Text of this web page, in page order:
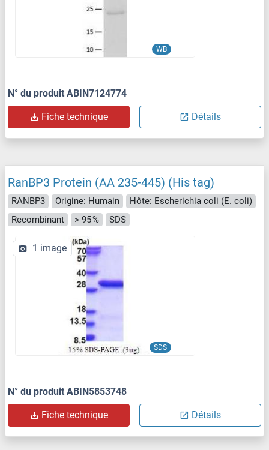
WB
N° du produit ABIN7124774
Fiche technique Détails
RanBP3 Protein (AA 235-445) (His tag)
RANBP3 Origine: Humain
Hôte: Escherichia coli (E. coli)
Recombinant
> 95 % SDS
SDS
1 image
N° du produit ABIN5853748
Fiche technique Détails